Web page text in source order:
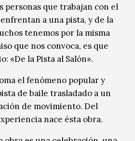
personas que trabajan con el
a una pista, y de la
tenemos por la misma
que nos convoca, es que
«De la Pista al Salón».
el fenómeno popular y
de baile trasladado a un
de movimiento. Del
nace ésta obra.